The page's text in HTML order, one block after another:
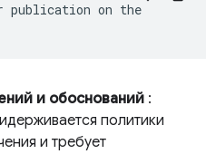
publication on the
и обоснований :
политики
и требует